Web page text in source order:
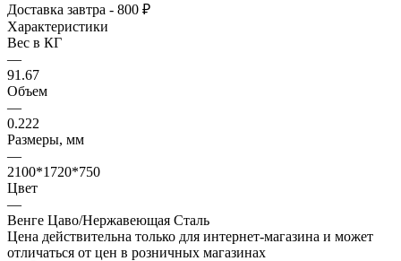
Доставка завтра - 800 ₽
Характеристики
Вес в КГ
—
91.67
Объем
—
0.222
Размеры, мм
—
2100*1720*750
Цвет
—
Венге Цаво/Нержавеющая Сталь
Цена действительна только для интернет-магазина и может
отличаться от цен в розничных магазинах